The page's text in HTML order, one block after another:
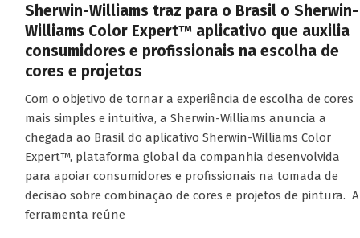
Sherwin-Williams traz para o Brasil o Sherwin-
Williams Color Expert™ aplicativo que auxilia
consumidores e profissionais na escolha de
cores e projetos
Com o objetivo de tornar a experiência de escolha de cores
mais simples e intuitiva, a Sherwin-Williams anuncia a
chegada ao Brasil do aplicativo Sherwin-Williams Color
Expert™, plataforma global da companhia desenvolvida
para apoiar consumidores e profissionais na tomada de
decisão sobre combinação de cores e projetos de pintura. A
ferramenta reúne